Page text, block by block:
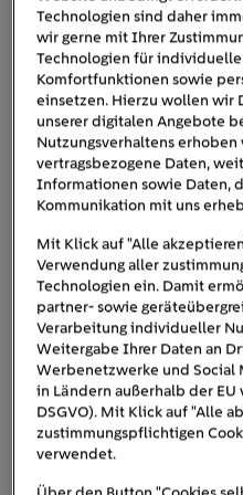
um Stellen, die nicht oder
können, zum Beispiel am
im Dachbereich. Das
Anforderungen an die
Hitzeschutzmaßnahmen
Sommer nicht zu stark
Technologien sind daher
wir gerne mit Ihrer
Technologien für
Komfortfunktionen sowie
einsetzen. Hierzu wollen wir
unserer digitalen Angebote
Nutzungsverhaltens
vertragsbezogene Daten,
Informationen sowie Daten,
Kommunikation mit uns
Mit Klick auf "Alle
Verwendung aller
Technologien ein. Damit
partner- sowie
Verarbeitung individueller
Weitergabe Ihrer Daten an
Werbenetzwerke und Social
in Ländern außerhalb der EU
DSGVO). Mit Klick auf "Alle
zustimmungspflichtigen
verwendet.